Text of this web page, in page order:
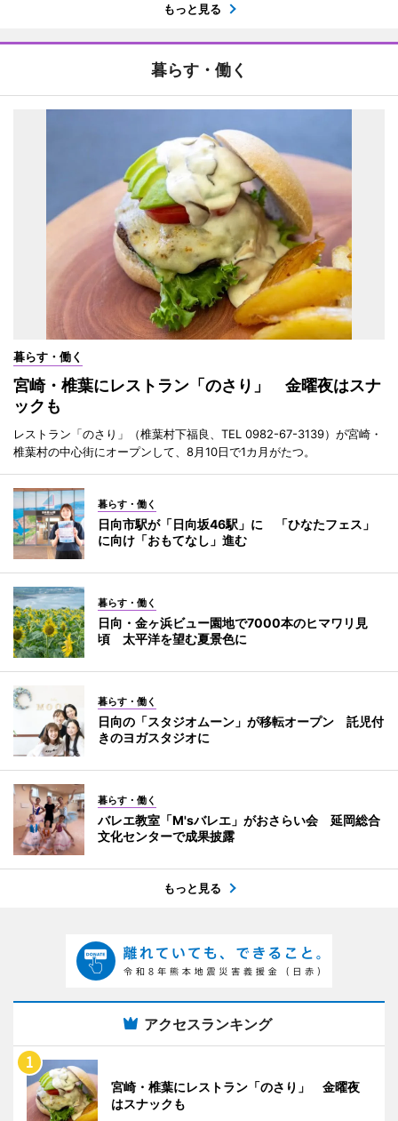
もっと見る
暮らす・働く
暮らす・働く
宮崎・椎葉にレストラン「のさり」 金曜夜はスナ
ックも
レストラン「のさり」（椎葉村下福良、TEL 0982-67-3139）が宮崎・
椎葉村の中心街にオープンして、8月10日で1カ月がたつ。
暮らす・働く
日向市駅が「日向坂46駅」に 「ひなたフェス」
に向け「おもてなし」進む
暮らす・働く
日向・金ヶ浜ビュー園地で7000本のヒマワリ見
頃 太平洋を望む夏景色に
暮らす・働く
日向の「スタジオムーン」が移転オープン 託児付
きのヨガスタジオに
暮らす・働く
バレエ教室「M'sバレエ」がおさらい会 延岡総合
文化センターで成果披露
もっと見る
アクセスランキング
宮崎・椎葉にレストラン「のさり」 金曜夜
はスナックも